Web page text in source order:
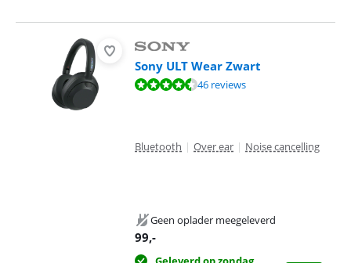
Sony ULT Wear Zwart
Beoordeling is 8,8 van de 10, gebaseerd op 46 reviews.
46 reviews
Bluetooth | Over ear | Noise cancelling
Geen oplader meegeleverd
99,-